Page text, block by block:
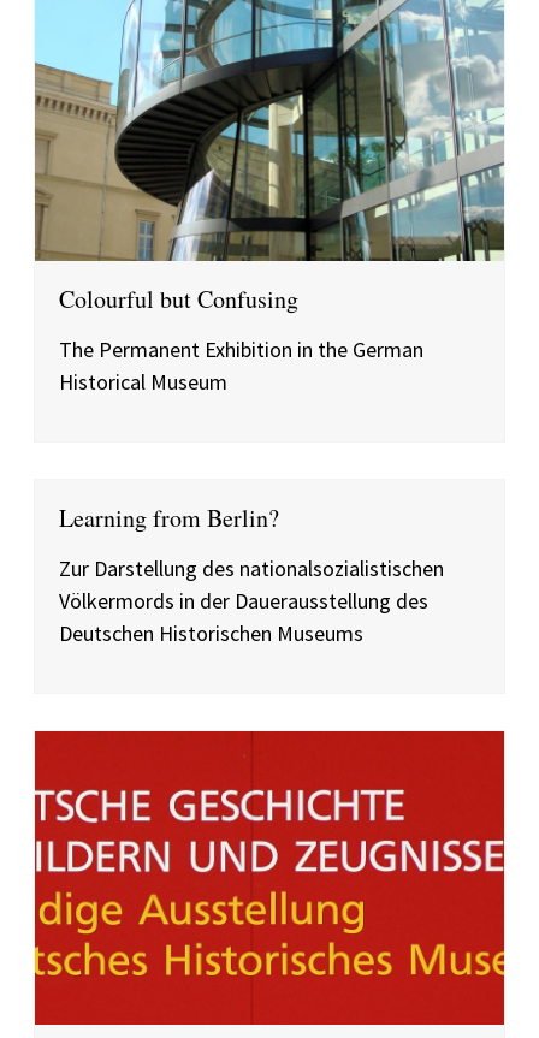
Colourful but Confusing
The Permanent Exhibition in the German
Historical Museum
Learning from Berlin?
Zur Darstellung des nationalsozialistischen
Völkermords in der Dauerausstellung des
Deutschen Historischen Museums